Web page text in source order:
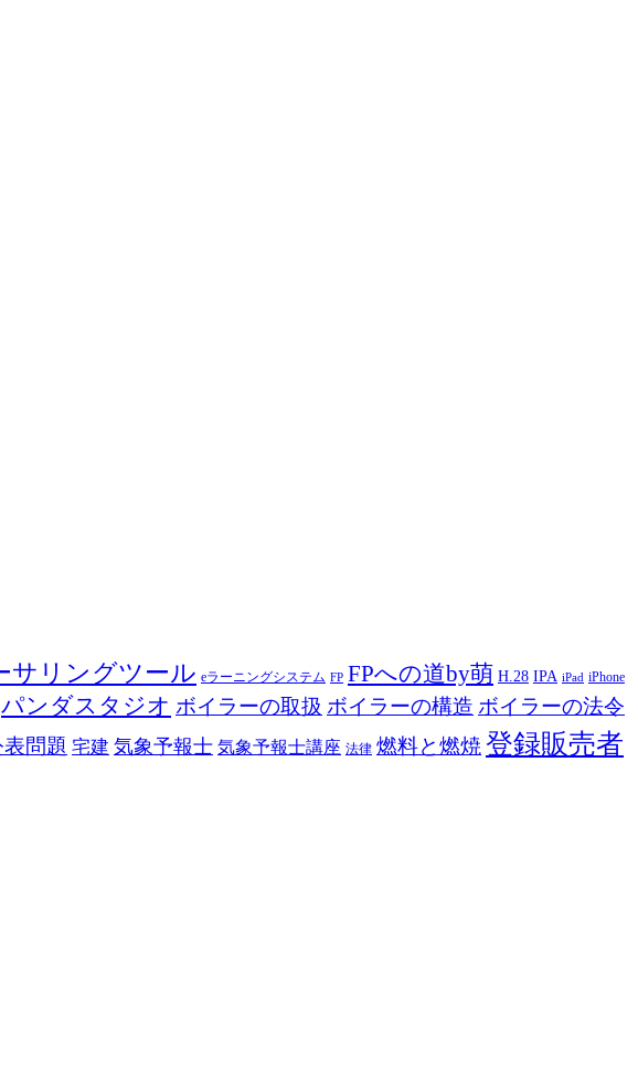
サリングツール eラーニングシステム FP FPへの道by萌 H.28 IPA iPad iPhone
パンダスタジオ ボイラーの取扱 ボイラーの構造 ボイラーの法令
問題 宅建 気象予報士 気象予報士講座 法律 燃料と燃焼 登録販売者